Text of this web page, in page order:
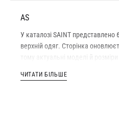
AS
У каталозі SAINT представлено
верхній одяг. Сторінка
тому актуальні моделі й
оригінальними товарами, і
ЧИТАТИ БІЛЬШЕ